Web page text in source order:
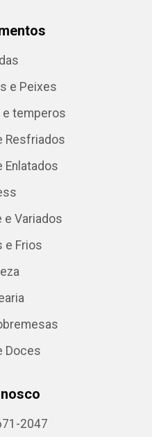
e Peixes
e temperos
Resfriados
Enlatados
e Variados
e Frios
Doces
2047